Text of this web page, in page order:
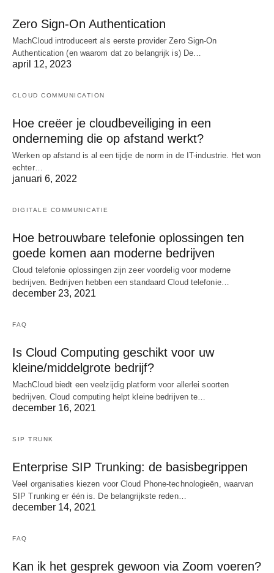
Zero Sign-On Authentication
MachCloud introduceert als eerste provider Zero Sign-On
Authentication (en waarom dat zo belangrijk is) De…
april 12, 2023
CLOUD COMMUNICATION
Hoe creëer je cloudbeveiliging in een
onderneming die op afstand werkt?
Werken op afstand is al een tijdje de norm in de IT-industrie. Het won
echter…
januari 6, 2022
DIGITALE COMMUNICATIE
Hoe betrouwbare telefonie oplossingen ten
goede komen aan moderne bedrijven
Cloud telefonie oplossingen zijn zeer voordelig voor moderne
bedrijven. Bedrijven hebben een standaard Cloud telefonie…
december 23, 2021
FAQ
Is Cloud Computing geschikt voor uw
kleine/middelgrote bedrijf?
MachCloud biedt een veelzijdig platform voor allerlei soorten
bedrijven. Cloud computing helpt kleine bedrijven te…
december 16, 2021
SIP TRUNK
Enterprise SIP Trunking: de basisbegrippen
Veel organisaties kiezen voor Cloud Phone-technologieën, waarvan
SIP Trunking er één is. De belangrijkste reden…
december 14, 2021
FAQ
Kan ik het gesprek gewoon via Zoom voeren?